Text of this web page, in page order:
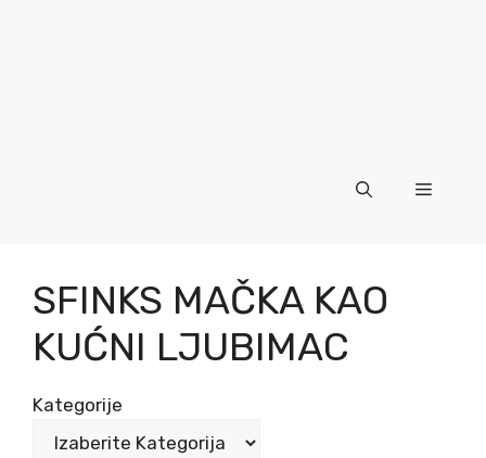
Menu
SFINKS MAČKA KAO
KUĆNI LJUBIMAC
Kategorije